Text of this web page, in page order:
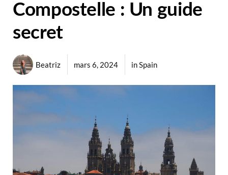
Compostelle : Un guide
secret
Beatriz mars 6, 2024 inSpain